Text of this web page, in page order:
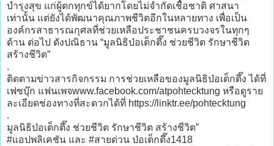
บำรุงสุข แก่ผู้ตกทุกข์ได้ยากโดยไม่จำกัดเชื้อชาติ ศาสนา
เท่านั้น แต่ยังได้พัฒนาคุณภาพชีวิตอีกในหลายทาง เพื่อเป็น
องค์กรสาธารณกุศลที่ช่วยเหลือประชาชนครบวงจรในทุกๆ
ด้าน ต่อไป ดังปณิธาน “มูลนิธิป่อเต็กตึ๊ง ช่วยชีวิต รักษาชีวิต
สร้างชีวิต”
.
ติดตามข่าวสารกิจกรรม การช่วยเหลือของมูลนิธิป่อเต็กตึ๊ง ได้ที่
เฟซบุ๊ก แฟนเพจwww.facebook.com/atpohtecktung หรือดูราย
ละเอียดช่องทางที่สะดวกได้ที่ https://linktr.ee/pohtecktung
.
มูลนิธิป่อเต็กตึ๊ง ช่วยชีวิต รักษาชีวิต สร้างชีวิต”
#แอปพลิเคชัน และ #สายด่วน ป่อเต็กตึ๊ง1418